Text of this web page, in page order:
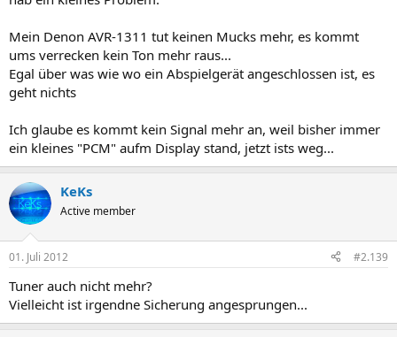
Mein Denon AVR-1311 tut keinen Mucks mehr, es kommt
ums verrecken kein Ton mehr raus...
Egal über was wie wo ein Abspielgerät angeschlossen ist, es
geht nichts
Ich glaube es kommt kein Signal mehr an, weil bisher immer
ein kleines "PCM" aufm Display stand, jetzt ists weg...
KeKs
Active member
01. Juli 2012 #2.139
Tuner auch nicht mehr?
Vielleicht ist irgendne Sicherung angesprungen...